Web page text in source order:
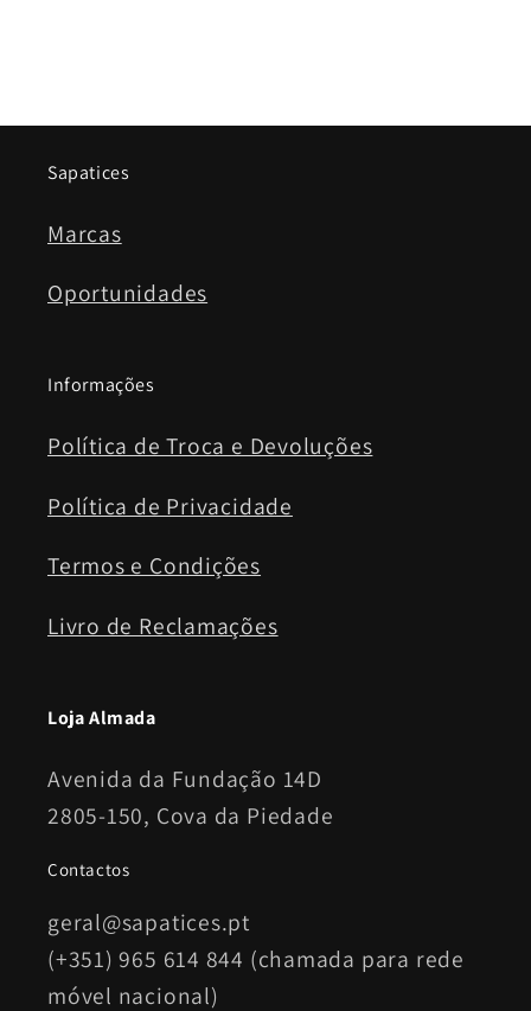
Sapatices
Marcas
Oportunidades
Informações
Política de Troca e Devoluções
Política de Privacidade
Termos e Condições
Livro de Reclamações
Loja Almada
Avenida da Fundação 14D
2805-150, Cova da Piedade
Contactos
geral@sapatices.pt
(+351) 965 614 844 (chamada para rede
móvel nacional)